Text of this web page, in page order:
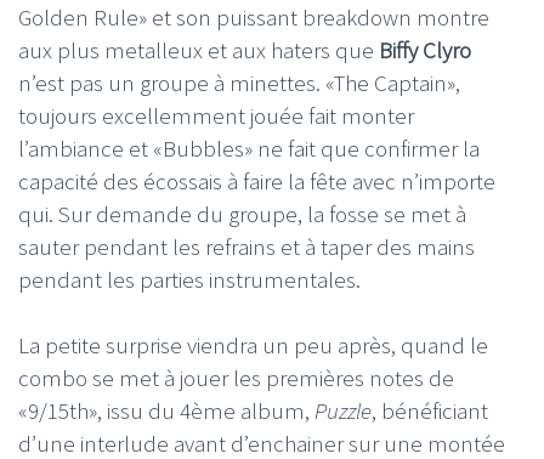
Golden Rule» et son puissant breakdown montre
aux plus metalleux et aux haters que Biffy Clyro
n’est pas un groupe à minettes. «The Captain»,
toujours excellemment jouée fait monter
l’ambiance et «Bubbles» ne fait que confirmer la
capacité des écossais à faire la fête avec n’importe
qui. Sur demande du groupe, la fosse se met à
sauter pendant les refrains et à taper des mains
pendant les parties instrumentales.
La petite surprise viendra un peu après, quand le
combo se met à jouer les premières notes de
«9/15th», issu du 4ème album, Puzzle, bénéficiant
d’une interlude avant d’enchainer sur une montée